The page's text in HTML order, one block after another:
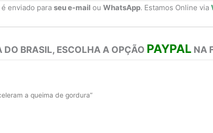
enviado para seu e-mail ou WhatsApp. Estamos Online via
DO BRASIL, ESCOLHA A OPÇÃO PAYPAL NA
a queima de gordura”